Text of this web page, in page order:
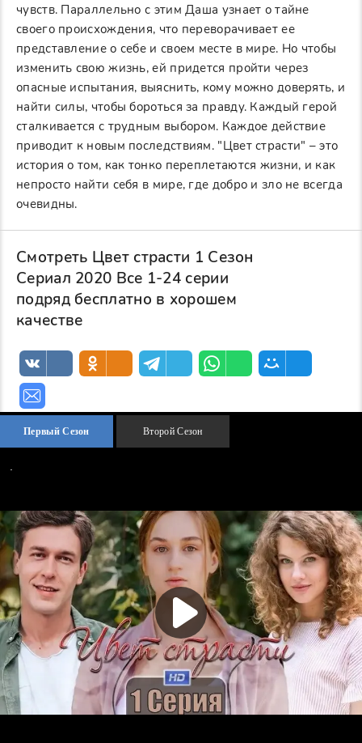
чувств. Параллельно с этим Даша узнает о тайне
своего происхождения, что переворачивает ее
представление о себе и своем месте в мире. Но чтобы
изменить свою жизнь, ей придется пройти через
опасные испытания, выяснить, кому можно доверять, и
найти силы, чтобы бороться за правду. Каждый герой
сталкивается с трудным выбором. Каждое действие
приводит к новым последствиям. "Цвет страсти" – это
история о том, как тонко переплетаются жизни, и как
непросто найти себя в мире, где добро и зло не всегда
очевидны.
Смотреть Цвет страсти 1 Сезон
Сериал 2020 Все 1-24 серии
подряд бесплатно в хорошем
качестве
Первый Сезон Второй Сезон